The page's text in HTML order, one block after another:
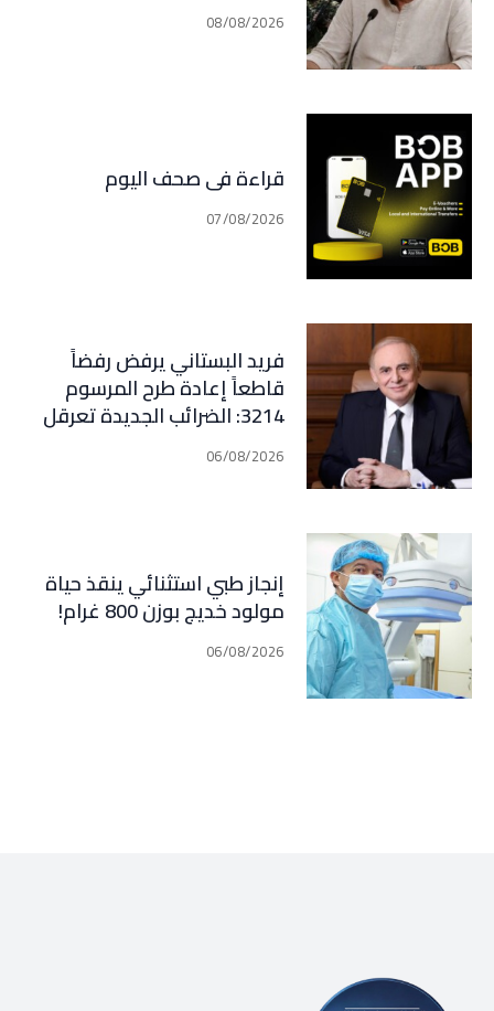
08/08/2026
قراءة في صحف اليوم
07/08/2026
فريد البستاني يرفض رفضاً
قاطعاً إعادة طرح المرسوم
3214: الضرائب الجديدة تعرقل
التعافي الاقتصادي وتناقض
مبدأ الشراكة
06/08/2026
إنجاز طبي استثنائي ينقذ حياة
مولود خديج بوزن 800 غرام!
06/08/2026